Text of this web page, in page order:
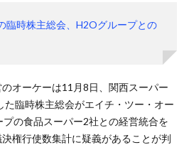
臨時株主総会、H2Oグループとの
オーケーは11月8日、関西スーパー
臨時株主総会がエイチ・ツー・オー
プの食品スーパー2社との経営統合を
権行使数集計に疑義があることが判